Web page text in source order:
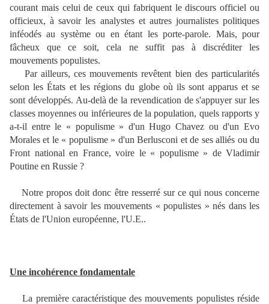
courant mais celui de ceux qui fabriquent le discours officiel ou
officieux, à savoir les analystes et autres journalistes politiques
inféodés au système ou en étant les porte-parole. Mais, pour
fâcheux que ce soit, cela ne suffit pas à discréditer les
mouvements populistes.
Par ailleurs, ces mouvements revêtent bien des particularités
selon les États et les régions du globe où ils sont apparus et se
sont développés. Au-delà de la revendication de s'appuyer sur les
classes moyennes ou inférieures de la population, quels rapports y
a-t-il entre le « populisme » d'un Hugo Chavez ou d'un Evo
Morales et le « populisme » d'un Berlusconi et de ses alliés ou du
Front national en France, voire le « populisme » de Vladimir
Poutine en Russie ?
Notre propos doit donc être resserré sur ce qui nous concerne
directement à savoir les mouvements « populistes » nés dans les
États de l'Union européenne, l'U.E..
Une incohérence fondamentale
La première caractéristique des mouvements populistes réside